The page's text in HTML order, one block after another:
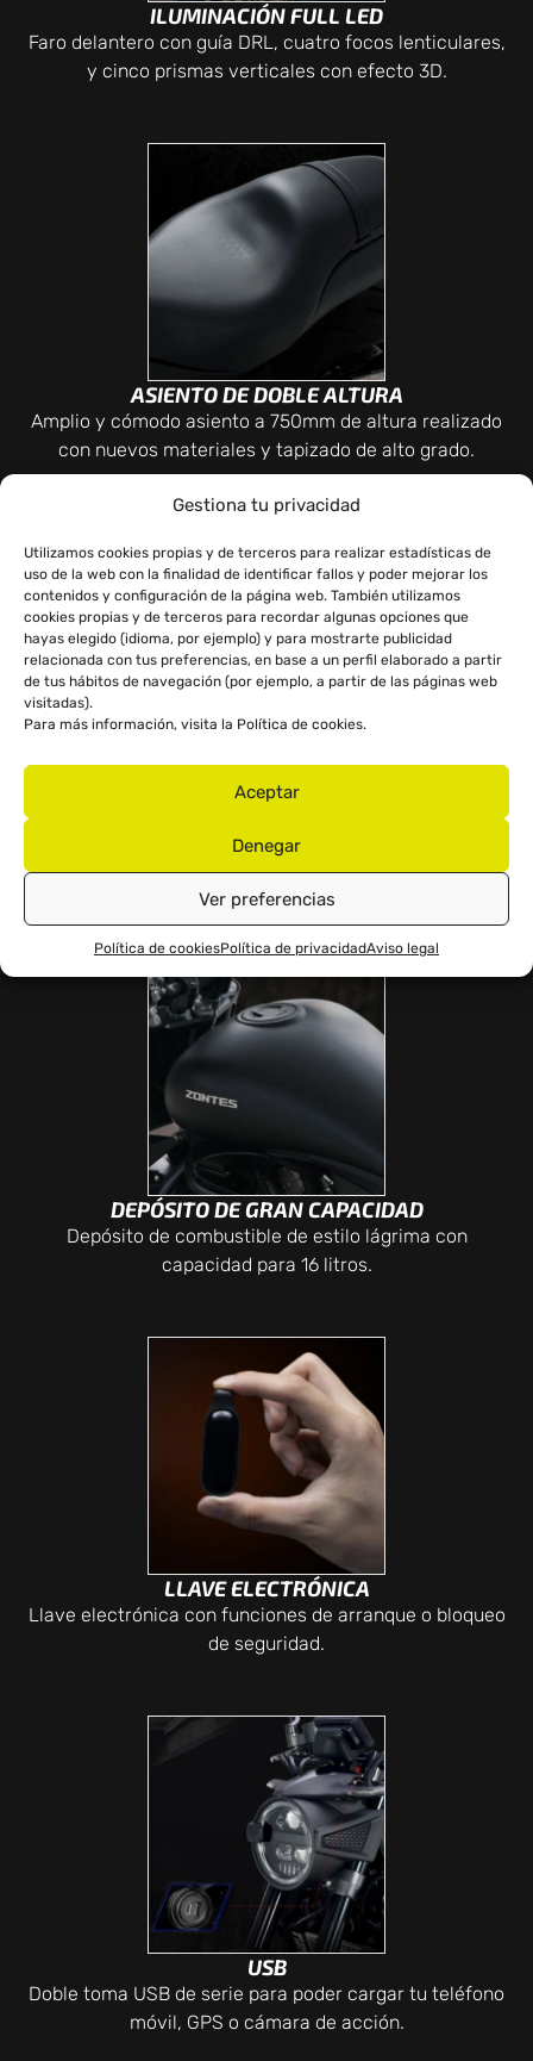
Gestiona tu privacidad
Utilizamos cookies propias y de terceros para realizar estadísticas de
uso de la web con la finalidad de identificar fallos y poder mejorar los
contenidos y configuración de la página web. También utilizamos
cookies propias y de terceros para recordar algunas opciones que
hayas elegido (idioma, por ejemplo) y para mostrarte publicidad
relacionada con tus preferencias, en base a un perfil elaborado a partir
de tus hábitos de navegación (por ejemplo, a partir de las páginas web
visitadas).
Para más información, visita la Política de cookies.
Aceptar
Denegar
Ver preferencias
Política de cookiesPolítica de privacidadAviso legal
ILUMINACIÓN FULL LED
Faro delantero con guía DRL, cuatro focos lenticulares,
y cinco prismas verticales con efecto 3D.
ASIENTO DE DOBLE ALTURA
Amplio y cómodo asiento a 750mm de altura realizado
con nuevos materiales y tapizado de alto grado.
INSTRUMENTACIÓN TFT
Cuadro digital de alta definición TFT full color con
Eco y Sport. Neumáticos con control electrónico de
DEPÓSITO DE GRAN CAPACIDAD
Depósito de combustible de estilo lágrima con
capacidad para 16 litros.
LLAVE ELECTRÓNICA
Llave electrónica con funciones de arranque o bloqueo
de seguridad.
USB
Doble toma USB de serie para poder cargar tu teléfono
móvil, GPS o cámara de acción.